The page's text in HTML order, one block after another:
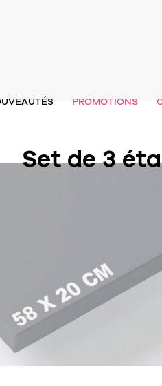
PROMOTIONS
Set de 3